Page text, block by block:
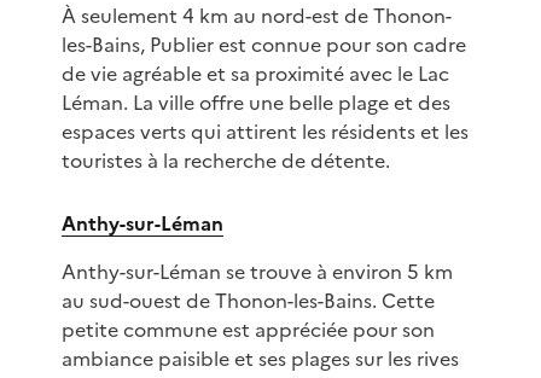
À seulement 4 km au nord-est de Thonon-
les-Bains, Publier est connue pour son cadre
de vie agréable et sa proximité avec le Lac
Léman. La ville offre une belle plage et des
espaces verts qui attirent les résidents et les
touristes à la recherche de détente.
Anthy-sur-Léman
Anthy-sur-Léman se trouve à environ 5 km
au sud-ouest de Thonon-les-Bains. Cette
petite commune est appréciée pour son
ambiance paisible et ses plages sur les rives